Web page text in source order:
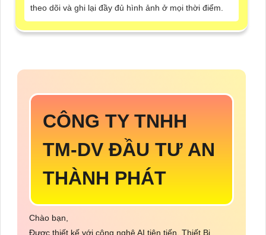
theo dõi và ghi lại đầy đủ hình ảnh ở mọi thời điểm.
CÔNG TY TNHH
TM-DV ĐẦU TƯ AN
THÀNH PHÁT
Chào bạn,
Được thiết kế với công nghệ AI tiên tiến, Thiết Bị